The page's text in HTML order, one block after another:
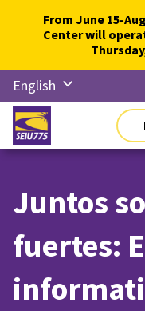
content
From June 15-
Center will
English
Русский
Español
한국어
Tiếng
Việt
Juntos
fuertes: